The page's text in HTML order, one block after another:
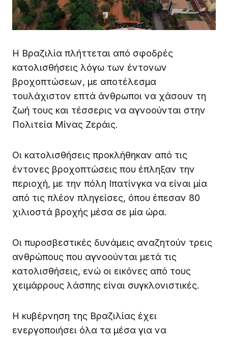
Η Βραζιλία πλήττεται από σφοδρές
κατολισθήσεις λόγω των έντονων
βροχοπτώσεων, με αποτέλεσμα
τουλάχιστον επτά άνθρωποι να χάσουν τη
ζωή τους και τέσσερις να αγνοούνται στην
Πολιτεία Μίνας Ζεράις.
Οι κατολισθήσεις προκλήθηκαν από τις
έντονες βροχοπτώσεις που έπληξαν την
περιοχή, με την πόλη Ιπατίνγκα να είναι μία
από τις πλέον πληγείσες, όπου έπεσαν 80
χιλιοστά βροχής μέσα σε μία ώρα.
Οι πυροσβεστικές δυνάμεις αναζητούν τρεις
ανθρώπους που αγνοούνται μετά τις
κατολισθήσεις, ενώ οι εικόνες από τους
χειμάρρους λάσπης είναι συγκλονιστικές.
Η κυβέρνηση της Βραζιλίας έχει
ενεργοποιήσει όλα τα μέσα για να